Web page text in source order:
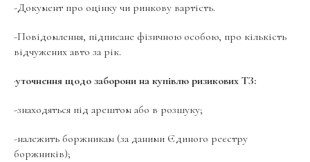
-Документ про оцінку чи ринкову вартість.
-Повідомлення, підписане фізичною особою, про кількість
відчужених авто за рік.
·уточнення щодо заборони на купівлю ризикових ТЗ:
-знаходяться під арештом або в розшуку;
-належить боржникам (за даними Єдиного реєстру
боржників);